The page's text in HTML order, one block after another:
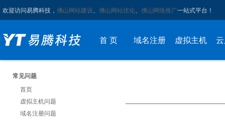
欢迎访问易腾科技， 佛山网站建设 佛山网站优化 佛山网络推广一站式平台！
首 页 域名注册 虚拟主机
常见问题
首页
虚拟主机问题
域名注册问题